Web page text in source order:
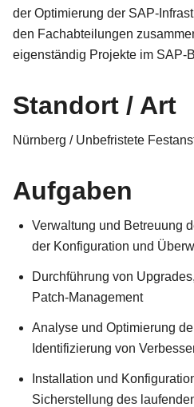
der Optimierung der SAP-
den Fachabteilungen
eigenständig Projekte im SAP-
Standort / Art
Nürnberg / Unbefristete
Aufgaben
Verwaltung und Betreuung
der Konfiguration und
Durchführung von
Patch-Management
Analyse und Optimierung
Identifizierung von
Installation und
Sicherstellung des